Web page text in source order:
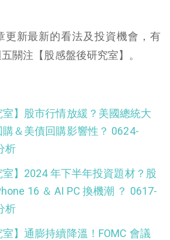
更新最新的看法及投資機會，有
關注【股感盤後研究室】。
室】股市行情放緩？美國總統大
＆美債回購影響性？ 0624-
析
室】2024 年下半年投資題材？股
16 ＆ AI PC 換機潮 ？ 0617-
析
室】通膨持續降溫！FOMC 會議